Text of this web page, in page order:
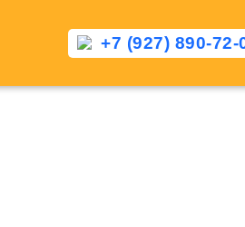
+7 (927) 890-72-